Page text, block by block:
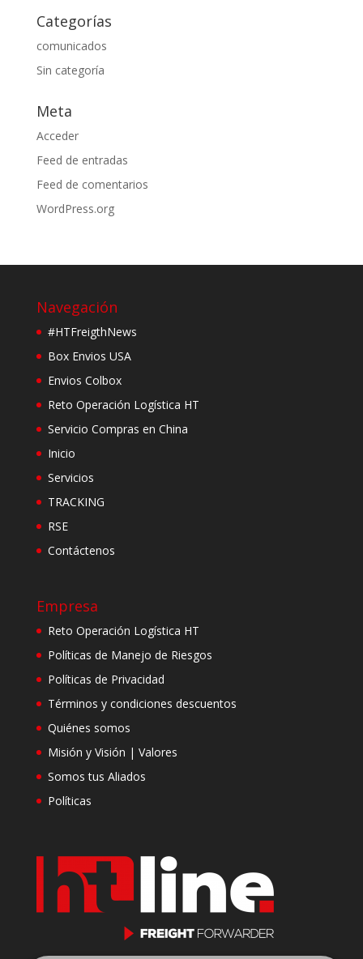
Categorías
comunicados
Sin categoría
Meta
Acceder
Feed de entradas
Feed de comentarios
WordPress.org
Navegación
#HTFreigthNews
Box Envios USA
Envios Colbox
Reto Operación Logística HT
Servicio Compras en China
Inicio
Servicios
TRACKING
RSE
Contáctenos
Empresa
Reto Operación Logística HT
Políticas de Manejo de Riesgos
Políticas de Privacidad
Términos y condiciones descuentos
Quiénes somos
Misión y Visión | Valores
Somos tus Aliados
Políticas